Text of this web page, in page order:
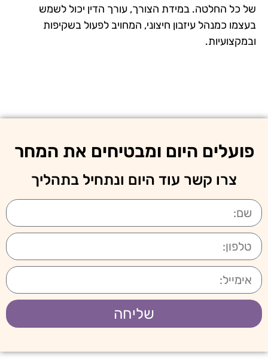
של כל החלטה. במידת הצורך, עורך הדין יכול לשמש
בעצמו כמנהל עיזבון חיצוני, המחויב לפעול בשקיפות
ובמקצועיות.
פועלים היום ומבטיחים את המחר
צרו קשר עוד היום ונתחיל בתהליך
שליחה